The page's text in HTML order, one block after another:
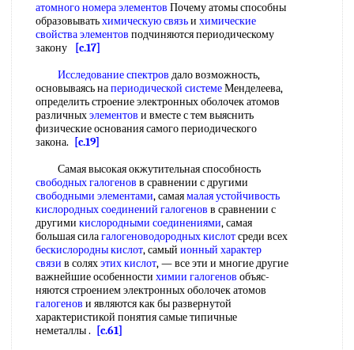
атомного номера элементов Почему атомы способны
образовыватьхимическую связьи химические
свойства элементов подчиняются периодическому
закону
[c.17]
Исследование спектров дало возможность,
основываясь напериодической системеМенделеева,
определить строение электронных оболочек атомов
различныхэлементов и вместе с тем выяснить
физические основания самого периодического
закона.
[c.19]
Самая высокая окжутительная способность
свободных галогенов в сравнении с другими
свободными элементами, самаямалая устойчивость
кислородных соединений галогенов в сравнении с
другими кислородными соединениями, самая
большая силагалогеноводородных кислотсреди всех
бескислородны кислот, самый ионный характер
связи в соляхэтих кислот, — все эти и многие другие
важнейшие особенности химии галогенов объяс-
няются строением электронных оболочек атомов
галогенов и являются как бы развернутой
характеристикой понятия самые типичные
неметаллы .
[c.61]